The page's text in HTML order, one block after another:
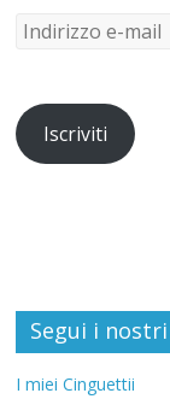
Iscriviti
Segui i
I miei Cinguettii